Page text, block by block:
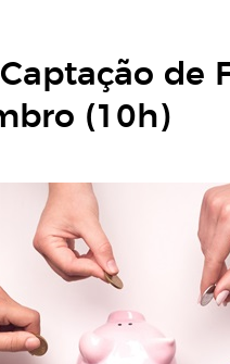
de
(10h)